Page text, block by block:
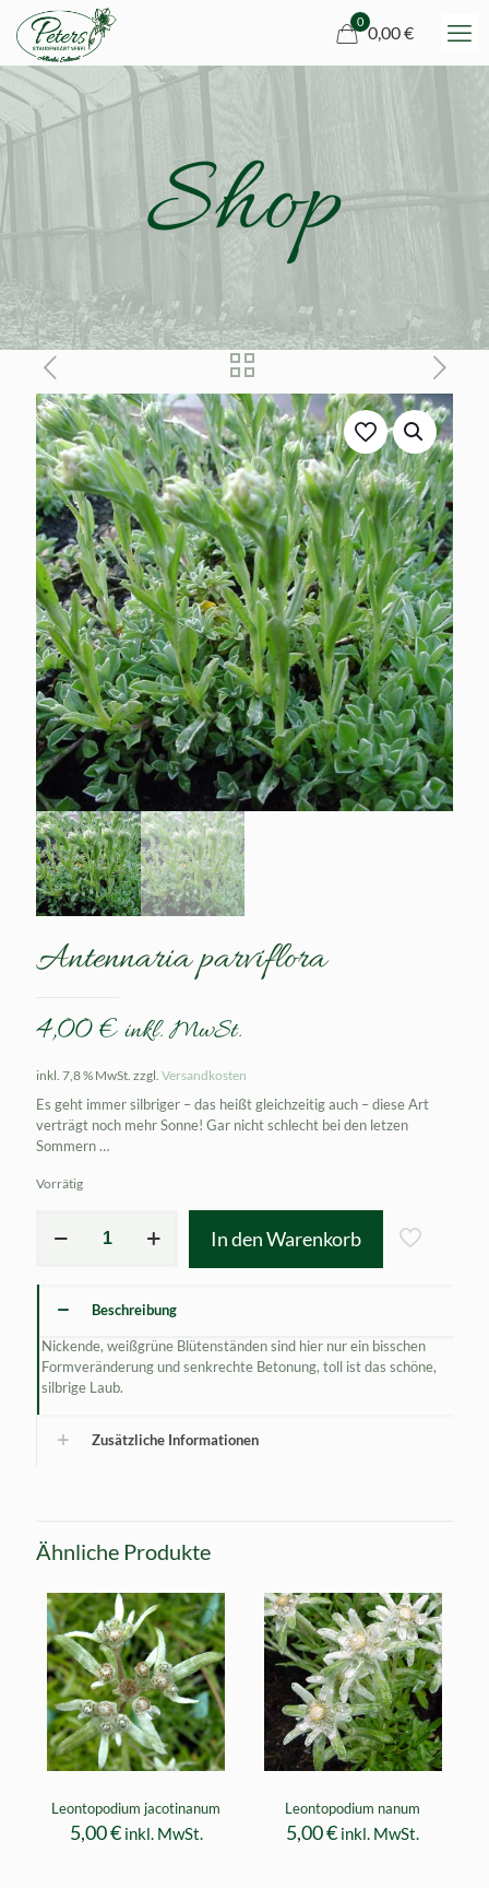
0
0,00 €
Shop
Antennaria parviflora
4,00€ inkl. MwSt.
inkl. 7,8 % MwSt. zzgl. Versandkosten
Es geht immer silbriger – das heißt gleichzeitig auch – diese Art
verträgt noch mehr Sonne! Gar nicht schlecht bei den letzen
Sommern …
Vorrätig
parviflora
In den Warenkorb
Beschreibung
Nickende, weißgrüne Blütenständen sind hier nur ein bisschen
Formveränderung und senkrechte Betonung, toll ist das schöne,
silbrige Laub.
Zusätzliche Informationen
Ähnliche Produkte
Leontopodium jacotinanum
5,00€ inkl. MwSt.
Leontopodium nanum
5,00€ inkl. MwSt.